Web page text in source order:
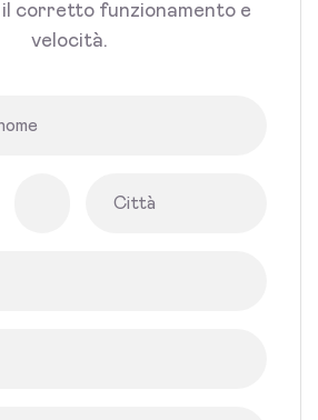
il corretto funzionamento e
velocità.